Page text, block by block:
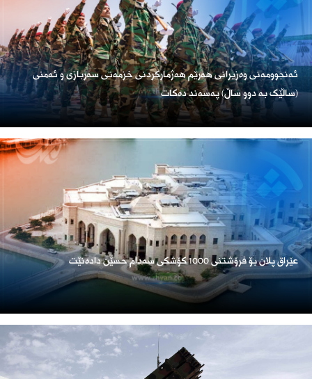
ئەنجوومەنی وەزیرانی هەرێم هەژمارکردنی خزمەتی سەربازی و ئەمنی
(ساڵێک بە دوو ساڵ) پەسەند دەکات
عێراق پلان بۆ فرۆشتنی 1000 کۆشکی سەدام حسێن دادەنێت